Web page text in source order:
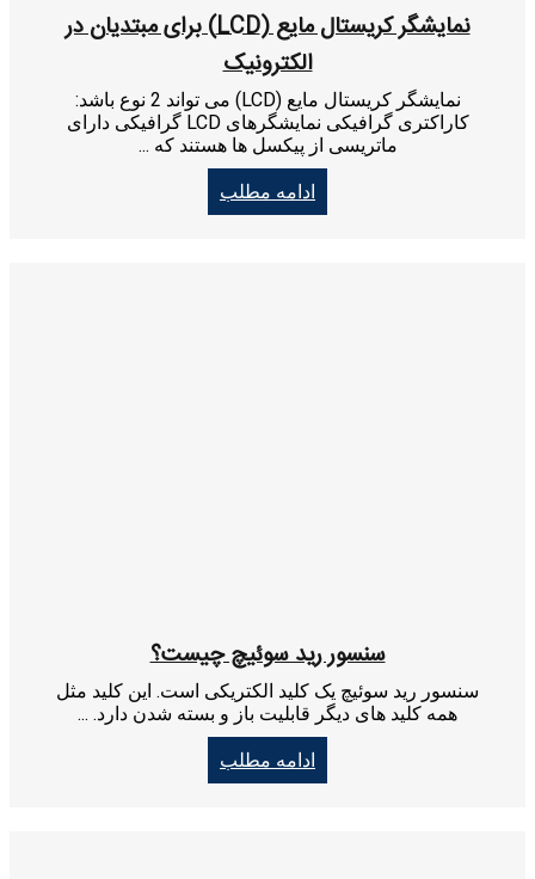
نمایشگر کریستال مایع (LCD) برای مبتدیان در
الکترونیک
نمایشگر کریستال مایع (LCD) می تواند 2 نوع باشد:
کاراکتری گرافیکی نمایشگرهای LCD گرافیکی دارای
ماتریسی از پیکسل ها هستند که ...
ادامه مطلب
سنسور رید سوئیچ چیست؟
سنسور رید سوئیچ یک کلید الکتریکی است. این کلید مثل
همه کلید های دیگر قابلیت باز و بسته شدن دارد. ...
ادامه مطلب